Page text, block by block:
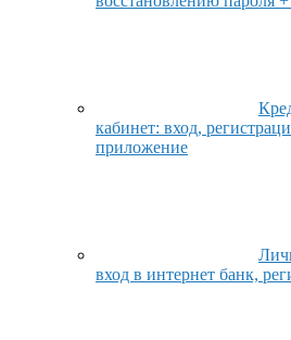
кабинет: вход,
приложение
вход в интернет банк,